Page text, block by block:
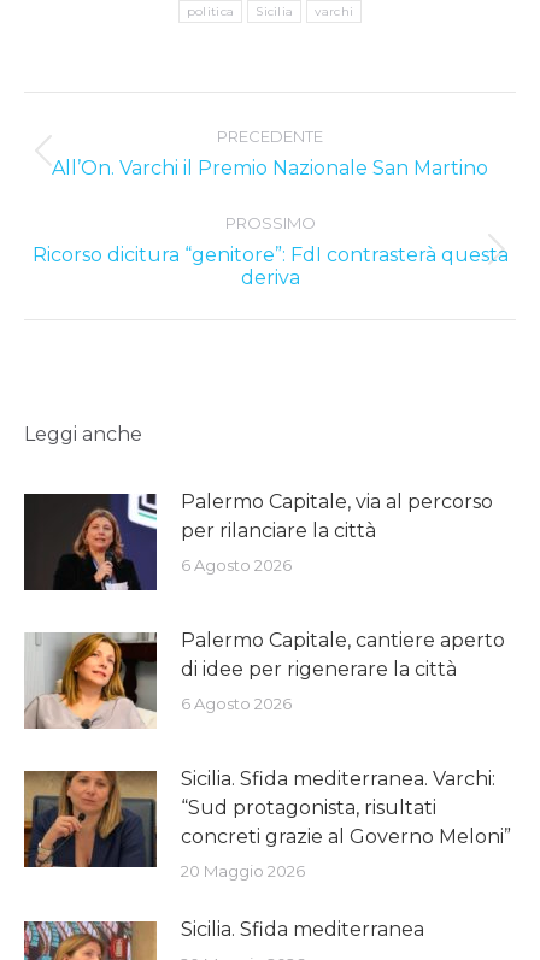
politica
Sicilia varchi
navigation
PRECEDENTE
Previous
All’On. Varchi il Premio Nazionale San Martino
PROSSIMO
Next
post:
Ricorso dicitura “genitore”: FdI contrasterà questa
deriva
Leggi anche
Palermo Capitale, via al percorso
per rilanciare la città
6 Agosto 2026
Palermo Capitale, cantiere aperto
di idee per rigenerare la città
6 Agosto 2026
Sicilia. Sfida mediterranea. Varchi:
“Sud protagonista, risultati
concreti grazie al Governo Meloni”
20 Maggio 2026
Sicilia. Sfida mediterranea